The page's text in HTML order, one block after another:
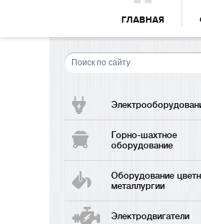
ГЛАВНАЯ
Горно-шахтное
оборудование
Оборудование
металлургии
Электродвигатели